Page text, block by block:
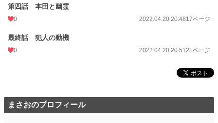
年間ポイント
第四話 本田と幽霊
0 2022.04.20 20:4817ページ
最終話 犯人の動機
0 2022.04.20 20:5121ページ
まさおのプロフィール